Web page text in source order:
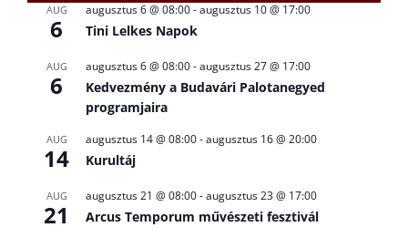
AUG
6
augusztus 6 @ 08:00-augusztus 10 @ 17:00
Tini Lelkes Napok
AUG
6
augusztus 6 @ 08:00-augusztus 27 @ 17:00
Kedvezmény a Budavári Palotanegyed
programjaira
AUG
14
augusztus 14 @ 08:00-augusztus 16 @ 20:00
Kurultáj
AUG
21
augusztus 21 @ 08:00-augusztus 23 @ 17:00
Arcus Temporum művészeti fesztivál